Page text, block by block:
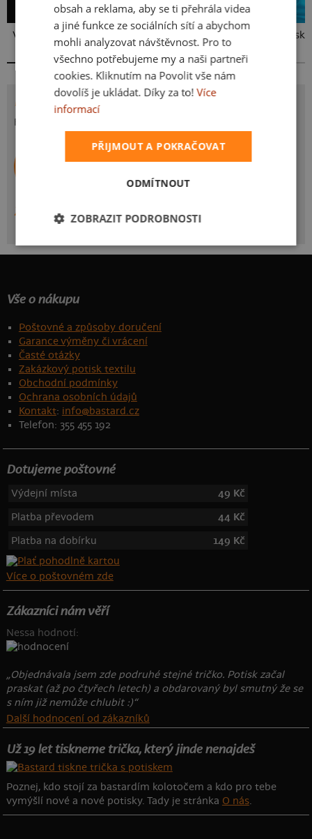
Vlastní potisk Bez potisku
POTISK BASTY PONOŽKY
Bastardí oranžové ponožky - Basty.
Bastard.cz (Praha)
Další potisky autora
ZBOŽÍ SE STEJNÝM POTISKEM
Vše o nákupu
Poštovné a způsoby doručení
Garance výměny či vrácení
Časté otázky
Zakázkový potisk textilu
Obchodní podmínky
Ochrana osobních údajů
Kontakt: info@bastard.cz
Telefon: 355 455 192
Dotujeme poštovné
Výdejní místa
49 Kč
Platba převodem
44 Kč
Platba na dobírku
149 Kč
Více o poštovném zde
Zákazníci nám věří
Nessa hodnotí:
„Objednávala jsem zde podruhé stejné tričko. Potisk začal
praskat (až po čtyřech letech) a obdarovaný byl smutný že se
s ním již nemůže chlubit :)“
Další hodnocení od zákazníků
Už 19 let tiskneme trička, který jinde nenajdeš
Poznej, kdo stojí za bastardím kolotočem a kdo pro tebe
vymýšlí nové a nové potisky. Tady je stránka O nás.
obsah a reklama, aby se ti přehrála videa
a jiné funkce ze sociálních sítí a abychom
mohli analyzovat návštěvnost. Pro to
všechno potřebujeme my a naši partneři
cookies. Kliknutím na Povolit vše nám
dovolíš je ukládat. Díky za to! Více
informací
PŘIJMOUT A POKRAČOVAT
ODMÍTNOUT
ZOBRAZIT PODROBNOSTI